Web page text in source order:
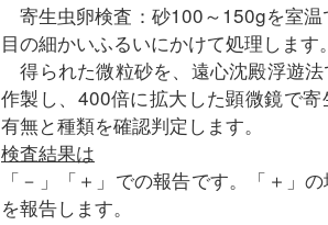
寄生虫卵検査：砂100～150gを室
目の細かいふるいにかけて処理します
得られた微粒砂を、遠心沈殿浮遊
作製し、400倍に拡大した顕微鏡で
有無と種類を確認判定します。
検査結果は
「－」「＋」での報告です。「＋」
を報告します。